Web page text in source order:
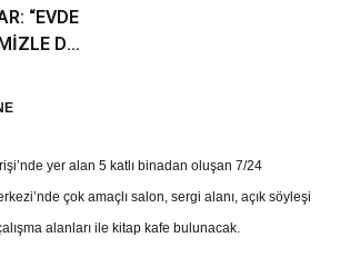
“EVDE
DE
yer alan 5 katlı binadan oluşan 7/24
çok amaçlı salon, sergi alanı, açık söyleşi
alanları ile kitap kafe bulunacak.